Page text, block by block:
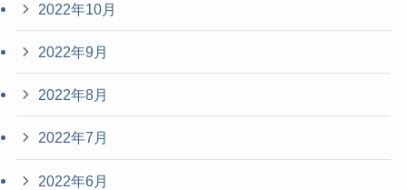
2022年10月
2022年9月
2022年8月
2022年7月
2022年6月